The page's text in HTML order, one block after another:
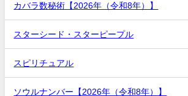
カバラ数秘術【2026年（令和8年）】
スターシード・スターピープル
スピリチュアル
ソウルナンバー【2026年（令和8年）】